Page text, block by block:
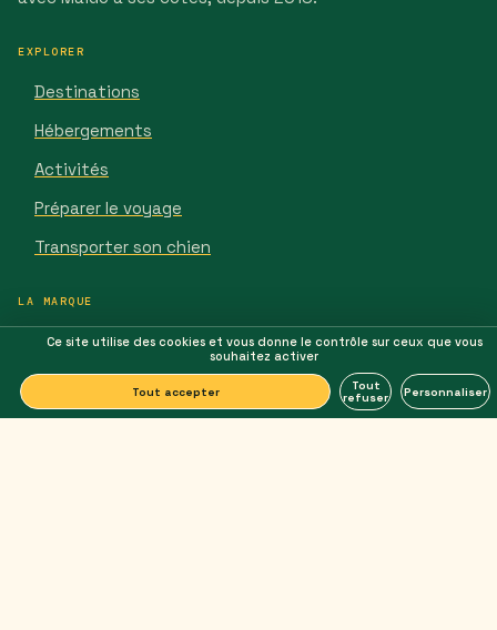
EXPLORER
Destinations
Hébergements
Activités
Préparer le voyage
Transporter son chien
LA MARQUE
La boutique des guides
Le quiz de personnalité
Notre histoire
Ce site utilise des cookies et vous donne le contrôle sur ceux que vous
souhaitez activer
Tout accepter
Tout
refuser
Personnaliser